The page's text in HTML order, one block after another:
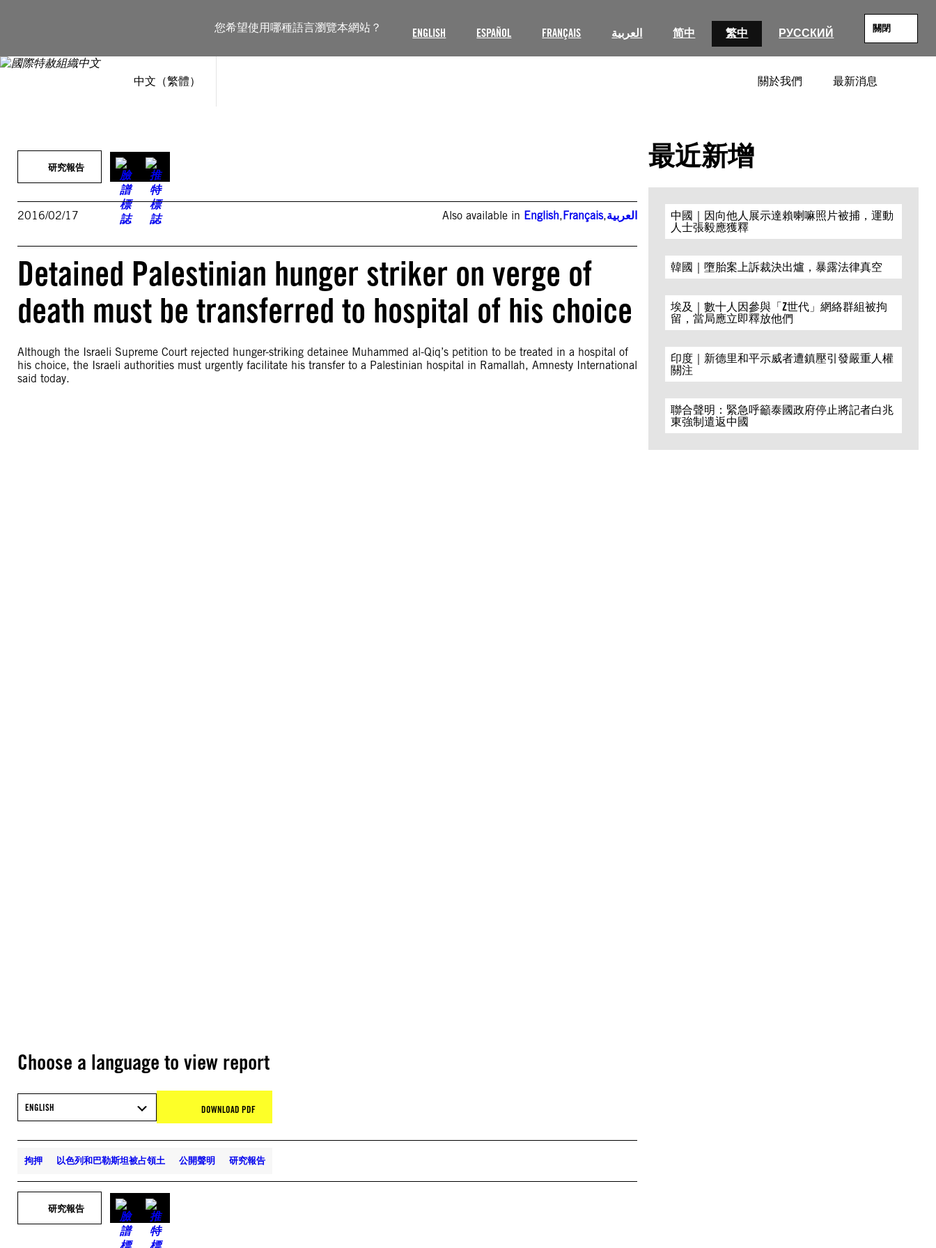
您希望使用哪種語言瀏覽本網站？ ENGLISH ESPAÑOL FRANÇAIS العربية 简中 繁中 РУССКИЙ 關閉
中文（繁體） 關於我們 最新消息
內
研究報告
2016/02/17 Also available in English,Français,العربية
Detained Palestinian hunger striker on verge of
death must be transferred to hospital of his choice
Although the Israeli Supreme Court rejected hunger-striking detainee Muhammed al-Qiq’s petition to be treated in a hospital of
his choice, the Israeli authorities must urgently facilitate his transfer to a Palestinian hospital in Ramallah, Amnesty International
said today.
Choose a language to view report
ENGLISH DOWNLOAD PDF
拘押 以色列和巴勒斯坦被占領土 公開聲明 研究報告
研究報告
最近新增
中國｜因向他人展示達賴喇嘛照片被捕，運動
人士張毅應獲釋
韓國｜墮胎案上訴裁決出爐，暴露法律真空
埃及｜數十人因參與「Z世代」網絡群組被拘
留，當局應立即釋放他們
印度｜新德里和平示威者遭鎮壓引發嚴重人權
關注
聯合聲明：緊急呼籲泰國政府停止將記者白兆
東強制遣返中國